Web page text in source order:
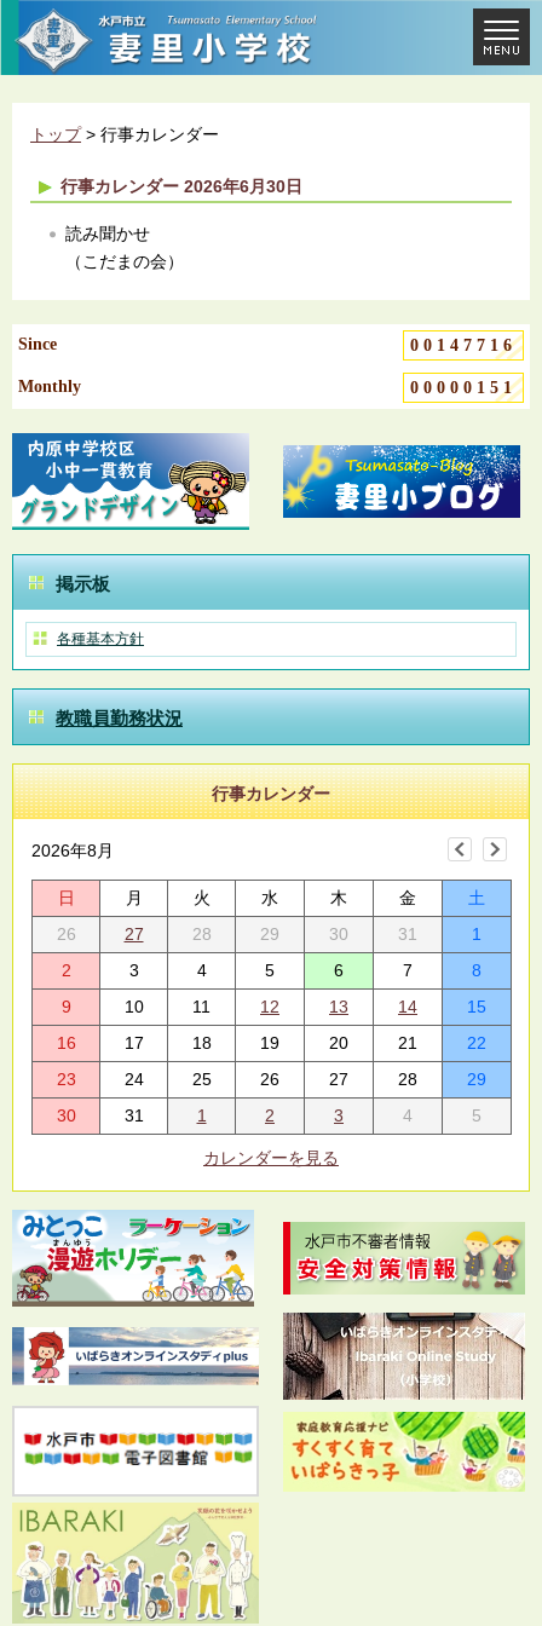
Since 00147716
Monthly 00000151
掲示板
各種基本方針
教職員勤務状況
行事カレンダー
2026年8月
日 月 火 水 木 金
土
26
27 28 29 30 31
1
2
3 4 5 6 7
8
9
10 11 12 13 14
15
16
17 18 19 20 21
22
23
24 25 26 27 28
29
30
31 1 2 3 4 5
カレンダーを見る
トップ> 行事カレンダー
行事カレンダー 2026年6月30日
読み聞かせ
（こだまの会）